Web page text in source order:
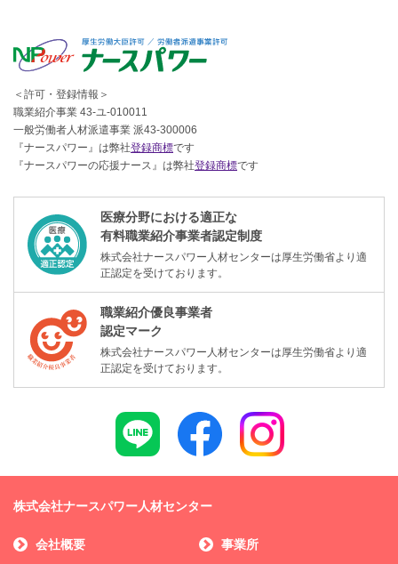
＜許可・登録情報＞
職業紹介事業 43-ユ-010011
一般労働者人材派遣事業 派43-300006
『ナースパワー』は弊社登録商標です
『ナースパワーの応援ナース』は弊社登録商標です
医療分野における適正な
有料職業紹介事業者認定制度
株式会社ナースパワー人材センターは厚生労働省より適
正認定を受けております。
職業紹介優良事業者
認定マーク
株式会社ナースパワー人材センターは厚生労働省より適
正認定を受けております。
株式会社ナースパワー人材センター
会社概要 事業所